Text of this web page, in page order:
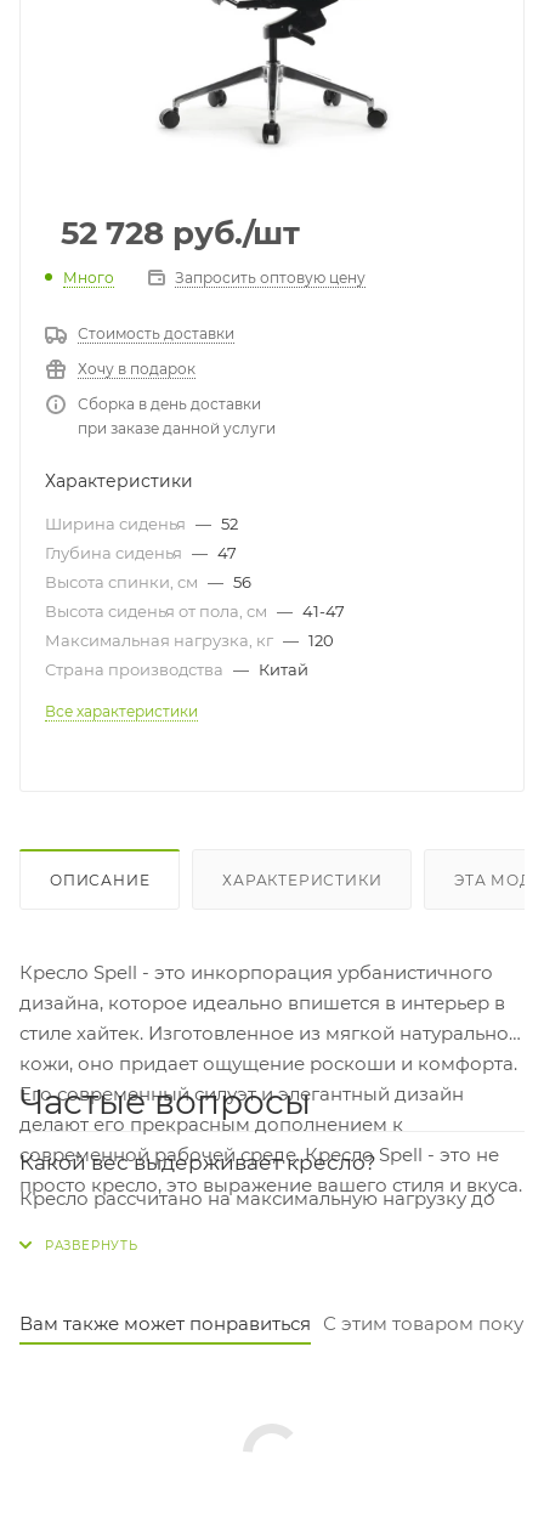
52 728 руб./шт
Много Запросить оптовую цену
Стоимость доставки
Хочу в подарок
Сборка в день доставки
при заказе данной услуги
Характеристики
Ширина сиденья — 52
Глубина сиденья — 47
Высота спинки, см — 56
Высота сиденья от пола, см — 41-47
Максимальная нагрузка, кг — 120
Страна производства — Китай
Все характеристики
ОПИСАНИЕ ХАРАКТЕРИСТИКИ ЭТА
Кресло Spell - это инкорпорация урбанистичного
дизайна, которое идеально впишется в интерьер в
стиле хайтек. Изготовленное из мягкой натуральной
кожи, оно придает ощущение роскоши и комфорта.
Его современный силуэт и элегантный дизайн
делают его прекрасным дополнением к
современной рабочей среде. Кресло Spell - это не
просто кресло, это выражение вашего стиля и вкуса.
Частые вопросы
Какой вес выдерживает кресло?
Кресло рассчитано на максимальную нагрузку до
Из чего сделана крестовина и каркас?
тоже алюминиевый, что обеспечивает лёгкость и
Вам также может понравиться С этим товаром